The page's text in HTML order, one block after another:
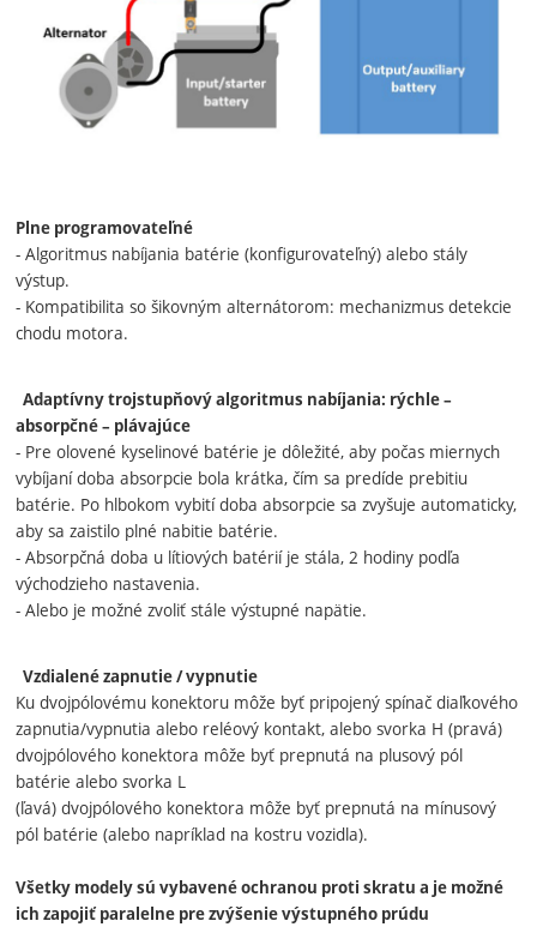
Plne programovateľné
- Algoritmus nabíjania batérie (konfigurovateľný) alebo stály
výstup.
- Kompatibilita so šikovným alternátorom: mechanizmus detekcie
chodu motora.
Adaptívny trojstupňový algoritmus nabíjania: rýchle –
absorpčné – plávajúce
- Pre olovené kyselinové batérie je dôležité, aby počas miernych
vybíjaní doba absorpcie bola krátka, čím sa predíde prebitiu
batérie. Po hlbokom vybití doba absorpcie sa zvyšuje automaticky,
aby sa zaistilo plné nabitie batérie.
- Absorpčná doba u lítiových batérií je stála, 2 hodiny podľa
východzieho nastavenia.
- Alebo je možné zvoliť stále výstupné napätie.
Vzdialené zapnutie / vypnutie
Ku dvojpólovému konektoru môže byť pripojený spínač diaľkového
zapnutia/vypnutia alebo reléový kontakt, alebo svorka H (pravá)
dvojpólového konektora môže byť prepnutá na plusový pól
batérie alebo svorka L
(ľavá) dvojpólového konektora môže byť prepnutá na mínusový
pól batérie (alebo napríklad na kostru vozidla).
Všetky modely sú vybavené ochranou proti skratu a je možné
ich zapojiť paralelne pre zvýšenie výstupného prúdu